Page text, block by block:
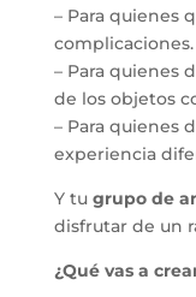
– Para quienes
complicaciones.
– Para quienes
de los objetos
– Para quienes
experiencia
Y tu grupo de
disfrutar de un
¿Qué vas a